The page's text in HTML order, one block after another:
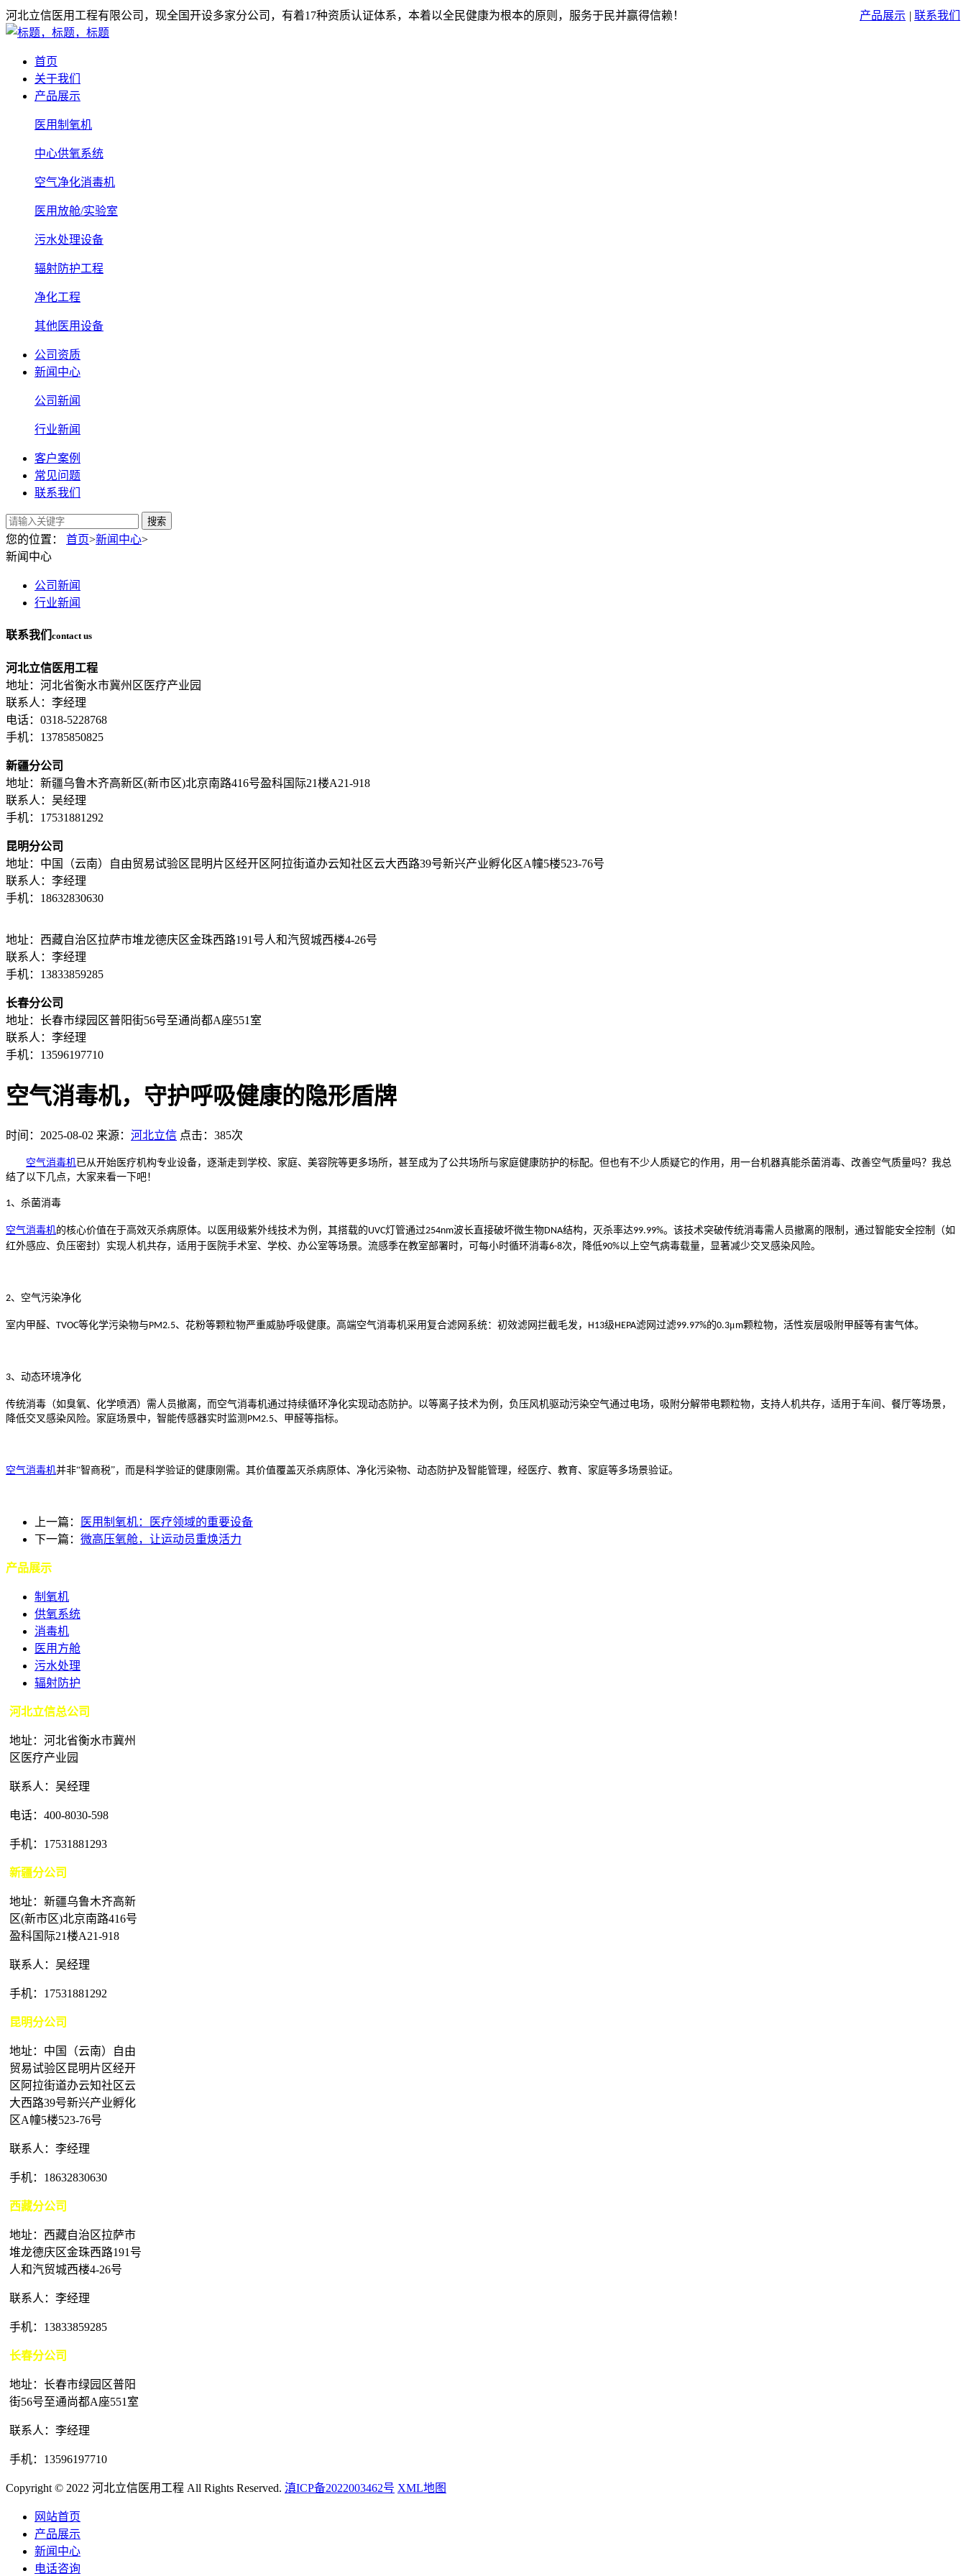
产品展示 | 联系我们
河北立信医用工程有限公司，现全国开设多家分公司，有着17种资质认证体系，本着以全民健康为根本的原则，服务于民并赢得信赖！
首页
关于我们
产品展示
医用制氧机
中心供氧系统
空气净化消毒机
医用放舱/实验室
污水处理设备
辐射防护工程
净化工程
其他医用设备
公司资质
新闻中心
公司新闻
行业新闻
客户案例
常见问题
联系我们
搜索
您的位置： 首页>新闻中心>
新闻中心
公司新闻
行业新闻
联系我们 contact us
河北立信医用工程
地址：河北省衡水市冀州区医疗产业园
联系人：李经理
电话：0318-5228768
手机：13785850825
新疆分公司
地址：新疆乌鲁木齐高新区(新市区)北京南路416号盈科国际21楼A21-918
联系人：吴经理
手机：17531881292
昆明分公司
地址：中国（云南）自由贸易试验区昆明片区经开区阿拉街道办云知社区云大西路39号新兴产业孵化区A幢5楼523-76号
联系人：李经理
手机：18632830630
地址：西藏自治区拉萨市堆龙德庆区金珠西路191号人和汽贸城西楼4-26号
联系人：李经理
手机：13833859285
长春分公司
地址：长春市绿园区普阳街56号至通尚都A座551室
联系人：李经理
手机：13596197710
空气消毒机，守护呼吸健康的隐形盾牌
时间：2025-08-02 来源： 河北立信 点击：385次
空气消毒机已从开始医疗机构专业设备，逐渐走到学校、家庭、美容院等更多场所，甚至成为了公共场所与家庭健康防护的标配。但也有不少人质疑它的作用，用一台机器真能杀菌消毒、改善空气质量吗？我总
结了以下几点，大家来看一下吧！
1、杀菌消毒
空气消毒机的核心价值在于高效灭杀病原体。以医用级紫外线技术为例，其搭载的UVC灯管通过254nm波长直接破坏微生物DNA结构，灭杀率达99.99%。该技术突破传统消毒需人员撤离的限制，通过智能安全控制（如
红外感应、负压密封）实现人机共存，适用于医院手术室、学校、办公室等场景。流感季在教室部署时，可每小时循环消毒6-8次，降低90%以上空气病毒载量，显著减少交叉感染风险。
2、空气污染净化
室内甲醛、 TVOC等化学污染物与PM2.5、花粉等颗粒物严重威胁呼吸健康。高端空气消毒机采用复合滤网系统：初效滤网拦截毛发， H13级HEPA滤网过滤99.97%的0.3μm颗粒物，活性炭层吸附甲醛等有害气体。
3、动态环境净化
传统消毒（如臭氧、化学喷洒）需人员撤离，而空气消毒机通过持续循环净化实现动态防护。以等离子技术为例，负压风机驱动污染空气通过电场，吸附分解带电颗粒物，支持人机共存，适用于车间、餐厅等场景，
降低交叉感染风险。家庭场景中，智能传感器实时监测 PM2.5、甲醛等指标。
空气消毒机并非“智商税”，而是科学验证的健康刚需。其价值覆盖灭杀病原体、净化污染物、动态防护及智能管理，经医疗、教育、家庭等多场景验证。
上一篇：
医用制氧机：医疗领域的重要设备
下一篇： 微高压氧舱，让运动员重焕活力
产品展示
制氧机
供氧系统
消毒机
医用方舱
污水处理
辐射防护
河北立信总公司
地址：河北省衡水市冀州
区医疗产业园
联系人：吴经理
电话：400-8030-598
手机：17531881293
新疆分公司
地址：新疆乌鲁木齐高新
区(新市区)北京南路416号
盈科国际21楼A21-918
联系人：吴经理
手机：17531881292
昆明分公司
地址：中国（云南）自由
贸易试验区昆明片区经开
区阿拉街道办云知社区云
大西路39号新兴产业孵化
区A幢5楼523-76号
联系人：李经理
手机：18632830630
西藏分公司
地址：西藏自治区拉萨市
堆龙德庆区金珠西路191号
人和汽贸城西楼4-26号
联系人：李经理
手机：13833859285
长春分公司
地址：长春市绿园区普阳
街56号至通尚都A座551室
联系人：李经理
手机：13596197710
Copyright © 2022 河北立信医用工程 All Rights Reserved. 滇ICP备2022003462号 XML地图
网站首页
产品展示
新闻中心
电话咨询